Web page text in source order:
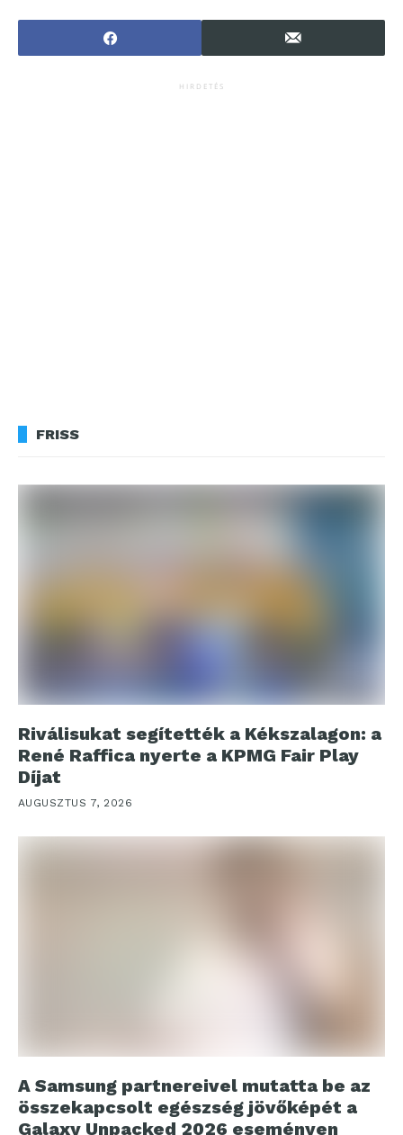
HIRDETÉS
FRISS
Riválisukat segítették a Kékszalagon: a
René Raffica nyerte a KPMG Fair Play
Díjat
AUGUSZTUS 7, 2026
A Samsung partnereivel mutatta be az
összekapcsolt egészség jövőképét a
Galaxy Unpacked 2026 eseményen